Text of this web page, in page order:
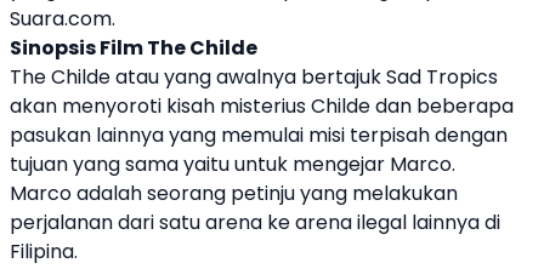
Suara.com.
Sinopsis Film The Childe
The Childe atau yang awalnya bertajuk Sad Tropics
akan menyoroti kisah misterius Childe dan beberapa
pasukan lainnya yang memulai misi terpisah dengan
tujuan yang sama yaitu untuk mengejar Marco.
Marco adalah seorang petinju yang melakukan
perjalanan dari satu arena ke arena ilegal lainnya di
Filipina.